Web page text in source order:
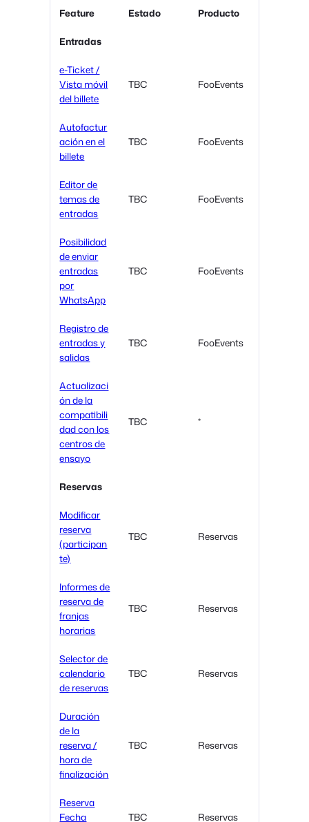
Feature Estado Producto
Entradas
e-Ticket /
Vista móvil
del billete
TBC FooEvents
Autofactur
ación en el
billete
TBC FooEvents
Editor de
temas de
entradas
TBC FooEvents
Posibilidad
de enviar
entradas
por
WhatsApp
TBC FooEvents
Registro de
entradas y
salidas
TBC FooEvents
Actualizaci
ón de la
compatibili
dad con los
centros de
ensayo
TBC *
Reservas
Modificar
reserva
(participan
te)
TBC Reservas
Informes de
reserva de
franjas
horarias
TBC Reservas
Selector de
calendario
de reservas
TBC Reservas
Duración
de la
reserva /
hora de
finalización
TBC Reservas
Reserva
Fecha
TBC Reservas